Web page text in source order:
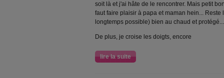
soit là et j'ai hâte de le rencontrer. Mais petit
faut faire plaisir à papa et maman hein...
longtemps possible) bien au chaud et
De plus, je croise les doigts, encore
lire la suite